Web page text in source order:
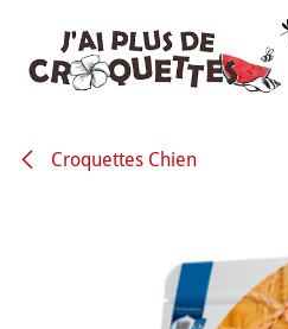
Croquettes Chien